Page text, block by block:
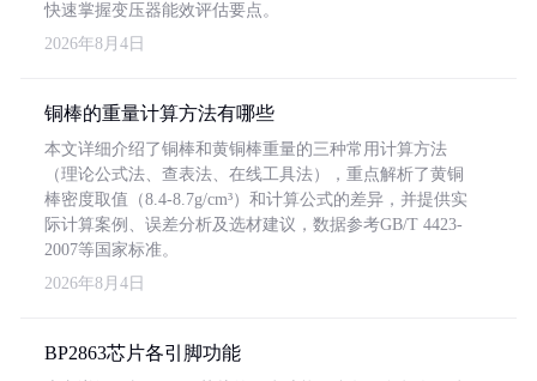
快速掌握变压器能效评估要点。
2026年8月4日
铜棒的重量计算方法有哪些
本文详细介绍了铜棒和黄铜棒重量的三种常用计算方法
（理论公式法、查表法、在线工具法），重点解析了黄铜
棒密度取值（8.4-8.7g/cm³）和计算公式的差异，并提供实
际计算案例、误差分析及选材建议，数据参考GB/T 4423-
2007等国家标准。
2026年8月4日
BP2863芯片各引脚功能